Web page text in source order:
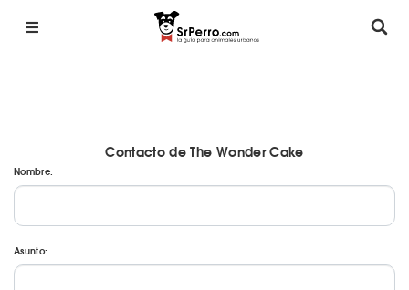
Contacto de The Wonder Cake
Nombre:
Asunto: